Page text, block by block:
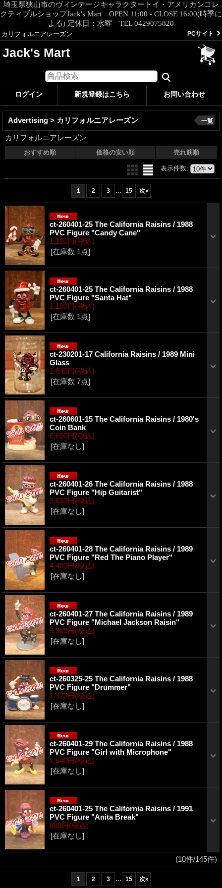
埼玉県狭山市のヴィンテージキャラクタートイ・アメリカンコレ
クティブルショップJack's Mart OPEN 11:00 - CLOSE 16:00(時季に
よる) 定休日：水曜 TEL 0429075820
カリフォルニアレーズン PCサイト
Jack's Mart
ログイン 新規登録はこちら お問い合わせ
Advertising > カリフォルニアレーズン
カリフォルニアレーズン
一覧
おすすめ順 価格の安い順 売れ筋順
表示件数:
1 2 3 ... 15 次»
ct-260401-25 The California Raisins / 1988
PVC Figure "Candy Cane"
1,100円(税込)
[在庫数 1点]
ct-260401-25 The California Raisins / 1988
PVC Figure "Santa Hat"
1,100円(税込)
[在庫数 1点]
ct-230201-17 California Raisins / 1989 Mini
Glass
2,640円(税込)
[在庫数 7点]
ct-260601-15 The California Raisins / 1980's
Coin Bank
6,600円(税込)
[在庫なし]
ct-260401-26 The California Raisins / 1988
PVC Figure "Hip Guitarist"
3,630円(税込)
[在庫なし]
ct-260401-28 The California Raisins / 1989
PVC Figure "Red The Piano Player"
4,400円(税込)
[在庫なし]
ct-260401-27 The California Raisins / 1989
PVC Figure "Michael Jackson Raisin"
3,960円(税込)
[在庫なし]
ct-260325-25 The California Raisins / 1988
PVC Figure "Drummer"
1,320円(税込)
[在庫なし]
ct-260401-29 The California Raisins / 1988
PVC Figure "Girl with Microphone"
1,540円(税込)
[在庫なし]
ct-260401-25 The California Raisins / 1991
PVC Figure "Anita Break"
880円(税込)
[在庫なし]
(10件/145件)
1 2 3 ... 15 次»